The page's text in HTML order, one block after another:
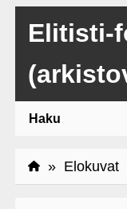
Elitisti-
Haku
» Elokuvat